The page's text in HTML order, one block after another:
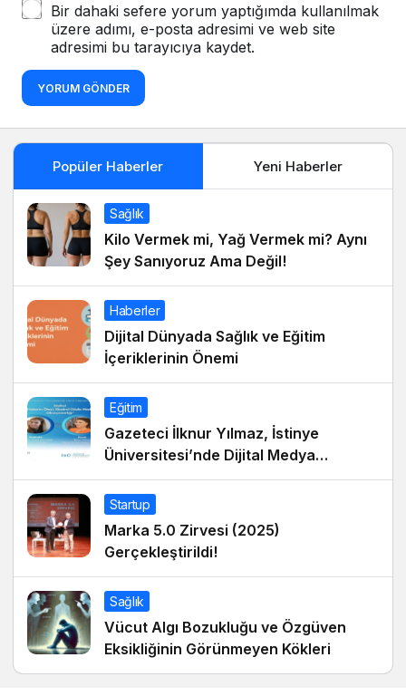
Bir dahaki sefere yorum yaptığımda kullanılmak
üzere adımı, e-posta adresimi ve web site
adresimi bu tarayıcıya kaydet.
YORUM GÖNDER
Popüler Haberler Yeni Haberler
Sağlık
Kilo Vermek mi, Yağ Vermek mi? Aynı
Şey Sanıyoruz Ama Değil!
Haberler
Dijital Dünyada Sağlık ve Eğitim
İçeriklerinin Önemi
Eğitim
Gazeteci İlknur Yılmaz, İstinye
Üniversitesi’nde Dijital Medya
Okuryazarlığı Dersinin Konuğu Oldu
Startup
Marka 5.0 Zirvesi (2025)
Gerçekleştirildi!
Sağlık
Vücut Algı Bozukluğu ve Özgüven
Eksikliğinin Görünmeyen Kökleri